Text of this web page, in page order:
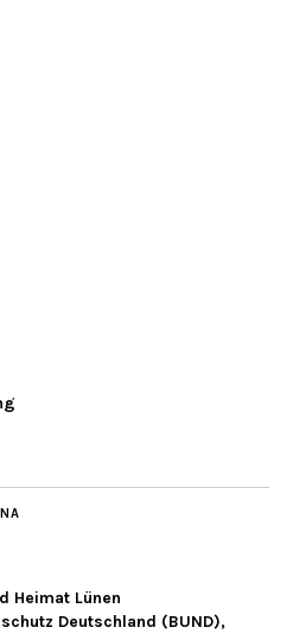
Heimat Lünen
Deutschland (BUND),